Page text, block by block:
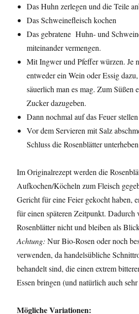
Das Huhn zerlegen und die Teile
Das Schweinefleisch kochen
Das gebratene Huhn- und
miteinander vermengen.
Mit Ingwer und Pfeffer würzen. Je
entweder ein Wein oder Essig
säuerlich man es mag. Zum Süßen
Zucker dazugeben.
Dann nochmal auf das Feuer
Vor dem Servieren mit Salz
Schluss die Rosenblätter unterheben
Im Originalrezept werden die
Aufkochen/Köcheln zum Fleisch
Gericht für eine Feier gekocht haben,
für einen späteren Zeitpunkt. Dadurch
Rosenblätter nicht und bleiben als
Achtung: Nur Bio-Rosen oder noch
verwenden, da handelsübliche
behandelt sind, die einen extrem
Essen bringen (und natürlich auch
Mögliche Variationen: